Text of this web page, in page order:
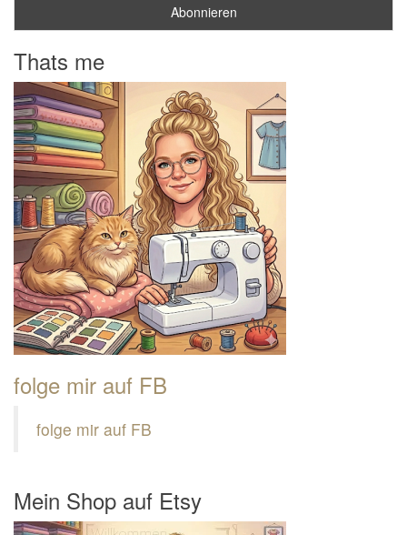
Thats me
folge mir auf FB
folge mir auf FB
Mein Shop auf Etsy